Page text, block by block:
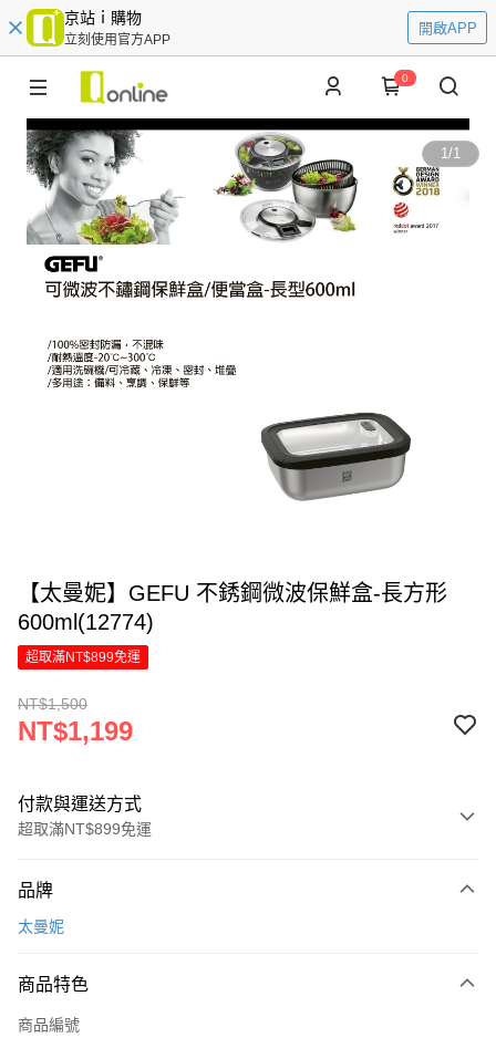
京站ｉ購物
立刻使用官方APP
開啟APP
0
1/1
【太曼妮】GEFU 不銹鋼微波保鮮盒-長方形
600ml(12774)
超取滿NT$899免運
NT$1,500
NT$1,199
付款與運送方式
超取滿NT$899免運
信用卡一次付款
Apple Pay
街口支付
品牌
太曼妮
商品特色
商品編號